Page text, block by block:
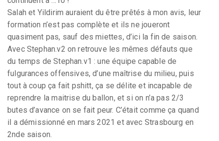
Salah et Yildirim auraient du être prêtés à mon avis, leur
formation n’est pas complète et ils ne joueront
quasiment pas, sauf des miettes, d’ici la fin de saison.
Avec Stephan.v2 on retrouve les mêmes défauts que
du temps de Stephan.v1 : une équipe capable de
fulgurances offensives, d’une maîtrise du milieu, puis
tout à coup ça fait pshitt, ça se délite et incapable de
reprendre la maitrise du ballon, et si on n’a pas 2/3
butes d’avance on se fait peur. C’était comme ça quand
il a démissionné en mars 2021 et avec Strasbourg en
2nde saison.